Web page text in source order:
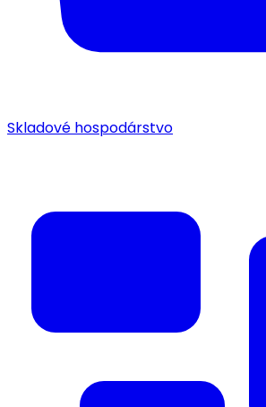
Skladové hospodárstvo